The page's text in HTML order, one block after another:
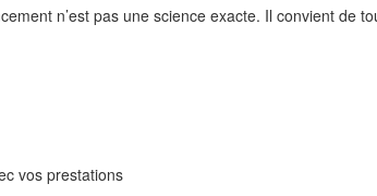
n’est pas une science exacte. Il convient de
vos prestations